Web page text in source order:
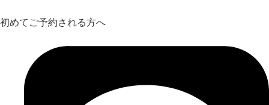
初めてご予約される方へ